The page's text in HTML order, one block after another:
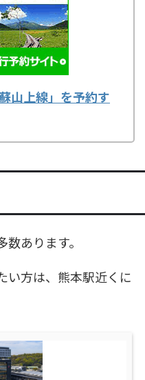
山上線」を予約す
あります。
い方は、熊本駅近くに